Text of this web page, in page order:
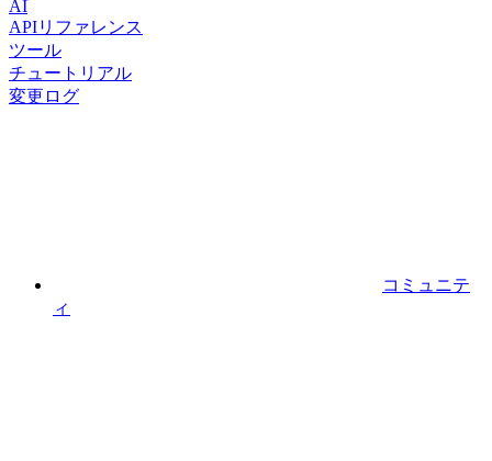
AI
APIリファレンス
ツール
チュートリアル
変更ログ
コミュニテ
ィ